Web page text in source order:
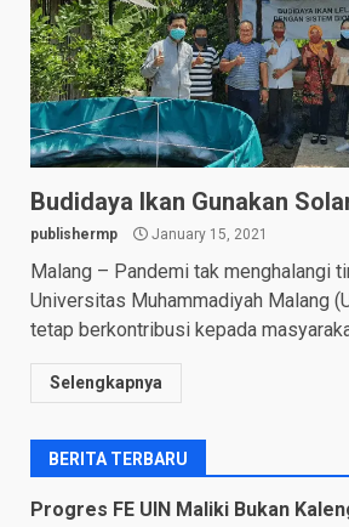
Budidaya Ikan Gunakan
publishermp January 15, 2021
Malang – Pandemi tak menghalangi
Universitas Muhammadiyah Malang
tetap berkontribusi kepada
Selengkapnya
BERITA TERBARU
Progres FE UIN Maliki Bukan